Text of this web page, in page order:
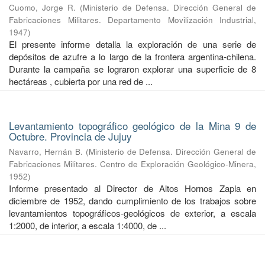
Cuomo, Jorge R. (Ministerio de Defensa. Dirección General de
Fabricaciones Militares. Departamento Movilización Industrial,
1947)
El presente informe detalla la exploración de una serie de
depósitos de azufre a lo largo de la frontera argentina-chilena.
Durante la campaña se lograron explorar una superficie de 8
hectáreas , cubierta por una red de ...
Levantamiento topográfico geológico de la Mina 9 de
Octubre. Provincia de Jujuy
Navarro, Hernán B. (Ministerio de Defensa. Dirección General de
Fabricaciones Militares. Centro de Exploración Geológico-Minera,
1952)
Informe presentado al Director de Altos Hornos Zapla en
diciembre de 1952, dando cumplimiento de los trabajos sobre
levantamientos topográficos-geológicos de exterior, a escala
1:2000, de interior, a escala 1:4000, de ...